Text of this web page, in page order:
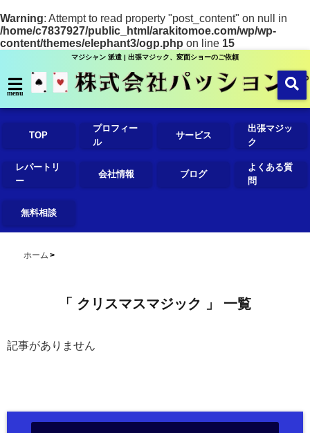
Warning: Attempt to read property "post_content" on null in
/home/c7837927/public_html/arakitomoe.com/wp/wp-
content/themes/elephant3/ogp.php on line 15
マジシャン 派遣 | 出張マジック、変面ショーのご依頼
menu
TOP
プロフィー
ル
サービス
出張マジッ
ク
レパートリ
ー
会社情報 ブログ
よくある質
問
無料相談
ホーム
「 クリスマスマジック 」 一覧
記事がありません